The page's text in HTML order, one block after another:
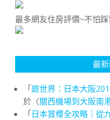
最多網友住房評價~不怕踩
最
「遊世界：日本大阪
於〈關西機場到大阪南
「日本賞櫻全攻略｜從